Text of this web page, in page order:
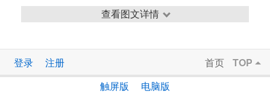
查看图文详情
登录 注册 首页
TOP
触屏版
电脑版